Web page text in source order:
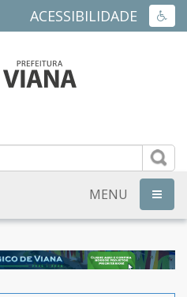
ACESSIBILIDADE
MENU